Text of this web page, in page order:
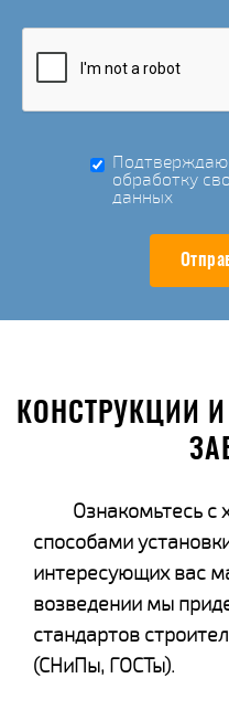
Подтверждаю
обработку
данных
КОНСТРУКЦИИ
Ознакомьтесь с
способами
интересующих вас
возведении мы
стандартов
(СНиПы, ГОСТы).